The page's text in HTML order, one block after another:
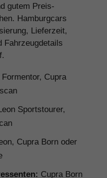
gutem Preis-
Hamburgcars
Lieferzeit,
Fahrzeugdetails
Formentor, Cupra
Sportstourer,
Cupra Born oder
Cupra Born